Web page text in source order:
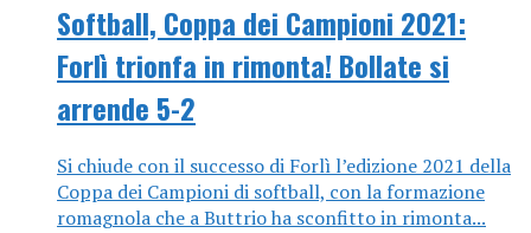
Softball, Coppa dei Campioni 2021:
Forlì trionfa in rimonta! Bollate si
arrende 5-2
Si chiude con il successo di Forlì l’edizione 2021 della
Coppa dei Campioni di softball, con la formazione
romagnola che a Buttrio ha sconfitto in rimonta...